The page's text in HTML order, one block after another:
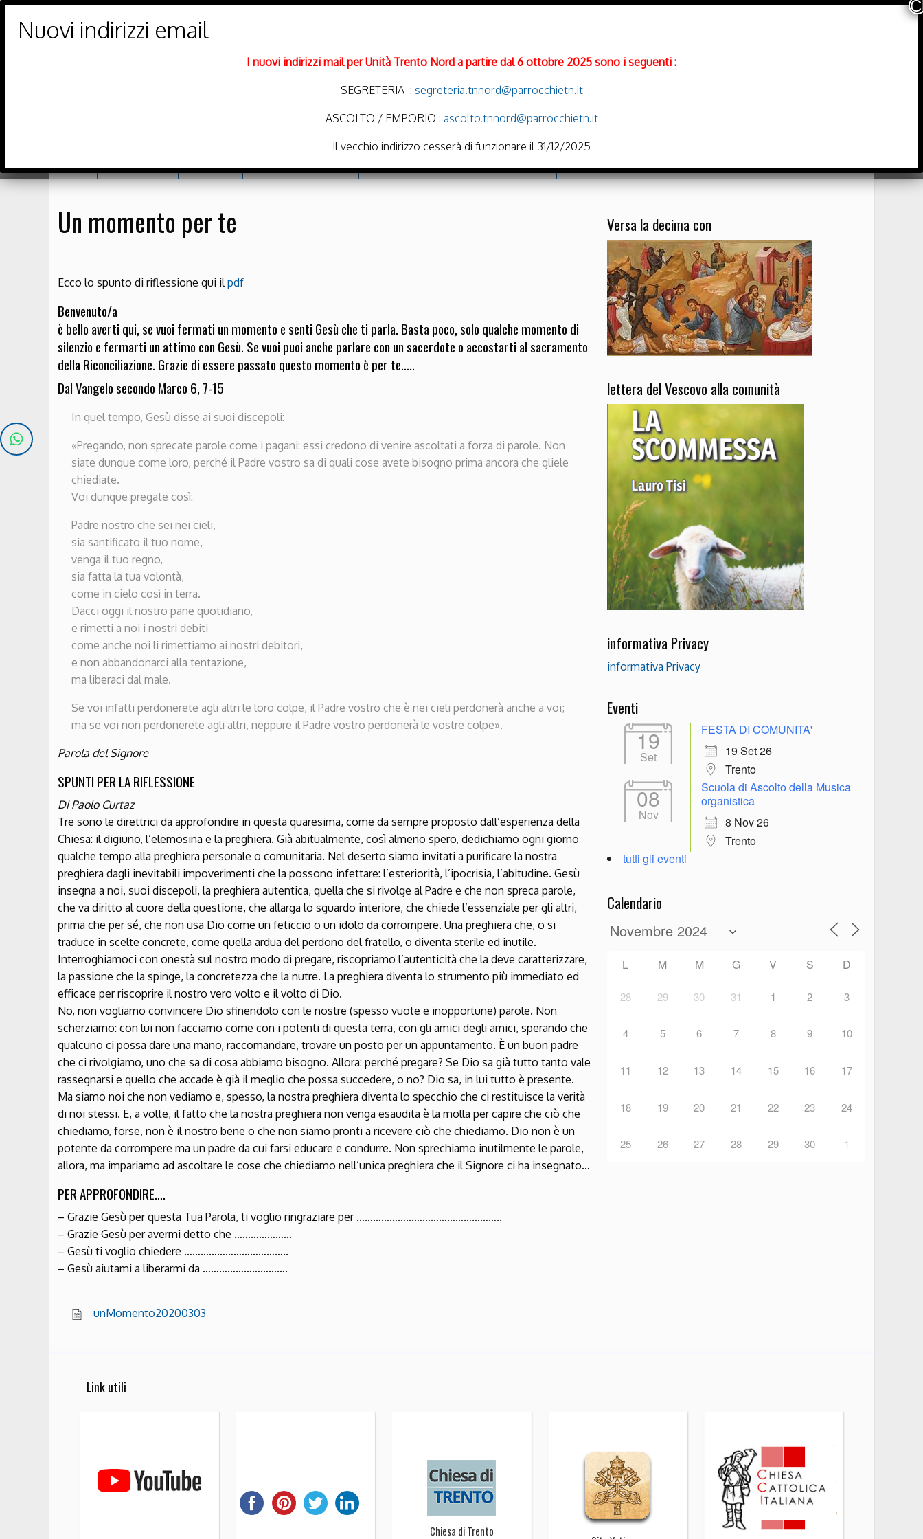
Trento Nord
Un momento per te
Ecco lo spunto di riflessione qui ilpdf
Benvenuto/a
è bello averti qui, se vuoi fermati un momento e senti Gesù che ti parla. Basta poco, solo qualche momento di
silenzio e fermarti un attimo con Gesù. Se vuoi puoi anche parlare con un sacerdote o accostarti al sacramento
della Riconciliazione. Grazie di essere passato questo momento è per te…..
Dal Vangelo secondo Marco 6, 7-15
In quel tempo, Gesù disse ai suoi discepoli:
«Pregando, non sprecate parole come i pagani: essi credono di venire ascoltati a forza di parole. Non
siate dunque come loro, perché il Padre vostro sa di quali cose avete bisogno prima ancora che gliele
chiediate.
Voi dunque pregate così:
Padre nostro che sei nei cieli,
sia santificato il tuo nome,
venga il tuo regno,
sia fatta la tua volontà,
come in cielo così in terra.
Dacci oggi il nostro pane quotidiano,
e rimetti a noi i nostri debiti
come anche noi li rimettiamo ai nostri debitori,
e non abbandonarci alla tentazione,
ma liberaci dal male.
Se voi infatti perdonerete agli altri le loro colpe, il Padre vostro che è nei cieli perdonerà anche a voi;
ma se voi non perdonerete agli altri, neppure il Padre vostro perdonerà le vostre colpe».
Parola del Signore
SPUNTI PER LA RIFLESSIONE
Di Paolo Curtaz
Tre sono le direttrici da approfondire in questa quaresima, come da sempre proposto dall’esperienza della
Chiesa: il digiuno, l’elemosina e la preghiera. Già abitualmente, così almeno spero, dedichiamo ogni giorno
qualche tempo alla preghiera personale o comunitaria. Nel deserto siamo invitati a purificare la nostra
preghiera dagli inevitabili impoverimenti che la possono infettare: l’esteriorità, l’ipocrisia, l’abitudine. Gesù
insegna a noi, suoi discepoli, la preghiera autentica, quella che si rivolge al Padre e che non spreca parole,
che va diritto al cuore della questione, che allarga lo sguardo interiore, che chiede l’essenziale per gli altri,
prima che per sé, che non usa Dio come un feticcio o un idolo da corrompere. Una preghiera che, o si
traduce in scelte concrete, come quella ardua del perdono del fratello, o diventa sterile ed inutile.
Interroghiamoci con onestà sul nostro modo di pregare, riscopriamo l’autenticità che la deve caratterizzare,
la passione che la spinge, la concretezza che la nutre. La preghiera diventa lo strumento più immediato ed
efficace per riscoprire il nostro vero volto e il volto di Dio.
No, non vogliamo convincere Dio sfinendolo con le nostre (spesso vuote e inopportune) parole. Non
scherziamo: con lui non facciamo come con i potenti di questa terra, con gli amici degli amici, sperando che
qualcuno ci possa dare una mano, raccomandare, trovare un posto per un appuntamento. È un buon padre
che ci rivolgiamo, uno che sa di cosa abbiamo bisogno. Allora: perché pregare? Se Dio sa già tutto tanto vale
rassegnarsi e quello che accade è già il meglio che possa succedere, o no? Dio sa, in lui tutto è presente.
Ma siamo noi che non vediamo e, spesso, la nostra preghiera diventa lo specchio che ci restituisce la verità
di noi stessi. E, a volte, il fatto che la nostra preghiera non venga esaudita è la molla per capire che ciò che
chiediamo, forse, non è il nostro bene o che non siamo pronti a ricevere ciò che chiediamo. Dio non è un
potente da corrompere ma un padre da cui farsi educare e condurre. Non sprechiamo inutilmente le parole,
allora, ma impariamo ad ascoltare le cose che chiediamo nell’unica preghiera che il Signore ci ha insegnato…
PER APPROFONDIRE….
– Grazie Gesù per questa Tua Parola, ti voglio ringraziare per ……………………………………………..
– Grazie Gesù per avermi detto che …………………
– Gesù ti voglio chiedere ………………………………..
– Gesù aiutami a liberarmi da ………………………….
unMomento20200303
Versa la decima con
lettera del Vescovo alla comunità
informativa Privacy
informativa Privacy
Eventi
19
Set
FESTA DI COMUNITA'
19 Set 26
Trento
08
Nov
Scuola di Ascolto della Musica
organistica
8 Nov 26
Trento
tutti gli eventi
Calendario
L M M G V S D
28 29 30 31 1 2 3
4 5 6 7 8 9 10
11 12 13 14 15 16 17
18 19 20 21 22 23 24
25 26 27 28 29 30 1
Link utili
Chiesa di Trento
I nuovi indirizzi mail per Unità Trento Nord a partire dal 6 ottobre 2025 sono i seguenti :
SEGRETERIA : segreteria.tnnord@parrocchietn.it
ASCOLTO / EMPORIO : ascolto.tnnord@parrocchietn.it
Il vecchio indirizzo cesserà di funzionare il 31/12/2025